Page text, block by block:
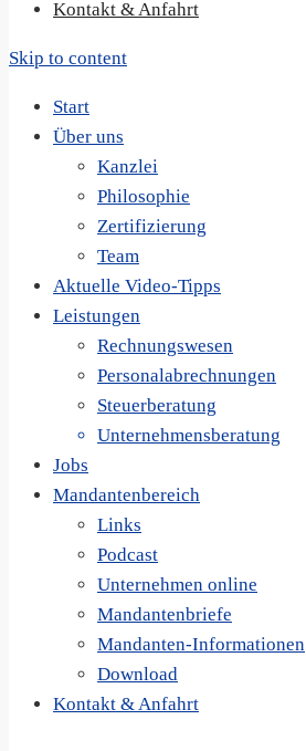
Kontakt & Anfahrt
Skip to content
Start
Über uns
Kanzlei
Philosophie
Zertifizierung
Team
Aktuelle Video-Tipps
Leistungen
Rechnungswesen
Personalabrechnungen
Steuerberatung
Unternehmensberatung
Jobs
Mandantenbereich
Links
Podcast
Unternehmen online
Mandantenbriefe
Mandanten-Informationen
Download
Kontakt & Anfahrt